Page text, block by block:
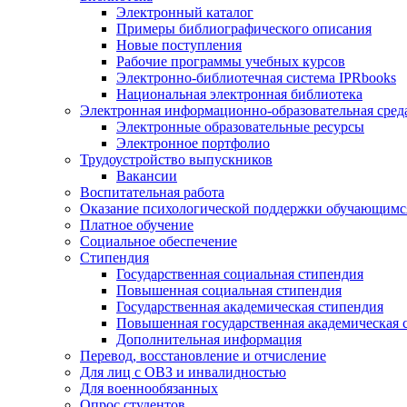
Электронный каталог
Примеры библиографического описания
Новые поступления
Рабочие программы учебных курсов
Электронно-библиотечная система IPRbooks
Национальная электронная библиотека
Электронная информационно-образовательная
Электронные образовательные ресурсы
Электронное портфолио
Трудоустройство выпускников
Вакансии
Воспитательная работа
Оказание психологической поддержки
Платное обучение
Социальное обеспечение
Стипендия
Государственная социальная стипендия
Повышенная социальная стипендия
Государственная академическая стипендия
Повышенная государственная академическая
Дополнительная информация
Перевод, восстановление и отчисление
Для лиц с ОВЗ и инвалидностью
Для военнообязанных